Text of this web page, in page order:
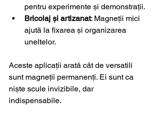
pentru experimente și demonstrații.
Bricolaj și artizanat: Magneții mici
ajută la fixarea și organizarea
uneltelor.
Aceste aplicații arată cât de versatili
sunt magneții permanenți. Ei sunt ca
niște scule invizibile, dar
indispensabile.